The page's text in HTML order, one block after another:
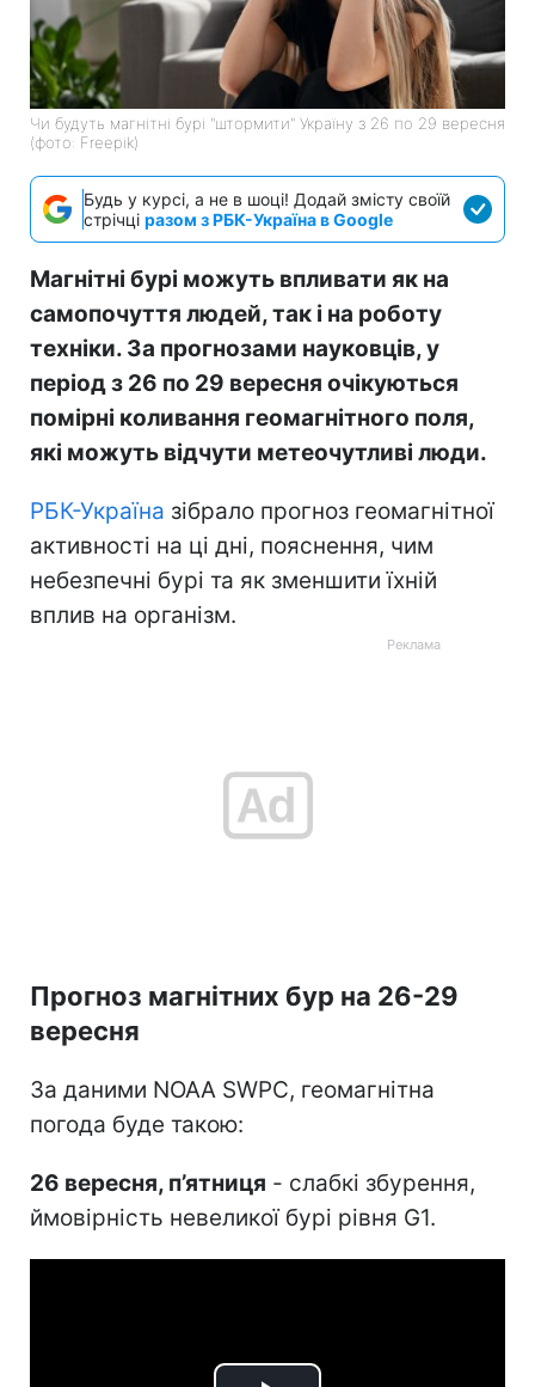
Чи будуть магнітні бурі "штормити" Україну з 26 по 29 вересня
(фото: Freepik)
Будь у курсі, а не в шоці! Додай змісту своїй
стрічці разом з РБК-Україна в Google
Магнітні бурі можуть впливати як на
самопочуття людей, так і на роботу
техніки. За прогнозами науковців, у
період з 26 по 29 вересня очікуються
помірні коливання геомагнітного поля,
які можуть відчути метеочутливі люди.
РБК-Україна зібрало прогноз геомагнітної
активності на ці дні, пояснення, чим
небезпечні бурі та як зменшити їхній
вплив на організм.
Прогноз магнітних бур на 26-29
вересня
За даними NOAA SWPC, геомагнітна
погода буде такою:
26 вересня, п’ятниця - слабкі збурення,
ймовірність невеликої бурі рівня G1.